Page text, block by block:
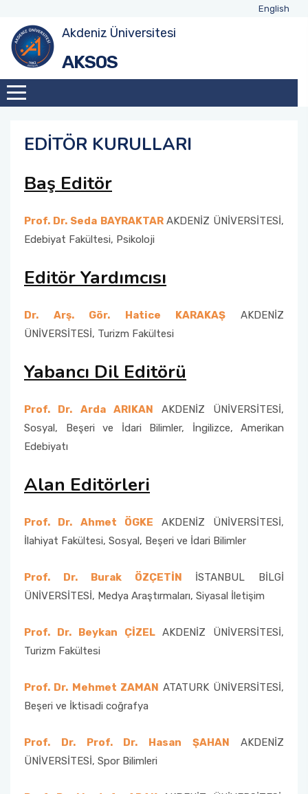
English
Akdeniz Üniversitesi
AKSOS
EDİTÖR KURULLARI
Baş Editör
Prof. Dr. Seda BAYRAKTAR AKDENİZ ÜNİVERSİTESİ,
Edebiyat Fakültesi, Psikoloji
Editör Yardımcısı
Dr. Arş. Gör. Hatice KARAKAŞ AKDENİZ
ÜNİVERSİTESİ, Turizm Fakültesi
Yabancı Dil Editörü
Prof. Dr. Arda ARIKAN AKDENİZ ÜNİVERSİTESİ,
Sosyal, Beşeri ve İdari Bilimler, İngilizce, Amerikan
Edebiyatı
Alan Editörleri
Prof. Dr. Ahmet ÖGKE AKDENİZ ÜNİVERSİTESİ,
İlahiyat Fakültesi, Sosyal, Beşeri ve İdari Bilimler
Prof. Dr. Burak ÖZÇETİN İSTANBUL BİLGİ
ÜNİVERSİTESİ, Medya Araştırmaları, Siyasal İletişim
Prof. Dr. Beykan ÇİZEL AKDENİZ ÜNİVERSİTESİ,
Turizm Fakültesi
Prof. Dr. Mehmet ZAMAN ATATURK ÜNİVERSİTESİ,
Beşeri ve İktisadi coğrafya
Prof. Dr. Prof. Dr. Hasan ŞAHAN AKDENİZ
ÜNİVERSİTESİ, Spor Bilimleri